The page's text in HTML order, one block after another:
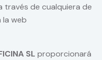
través de cualquiera de
la web
SL proporcionará